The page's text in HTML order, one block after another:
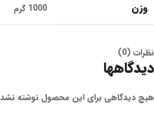
وزن 1000 گرم
نظرات (0)
دیدگاهها
هیچ دیدگاهی برای این محصول نوشته